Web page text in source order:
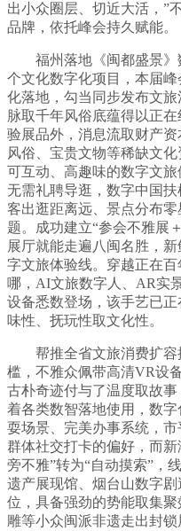
出小众圈层、切近大活，”
品牌，依托峰会持久赋能。
福州落地《闽都盛景》
个文化数字化项目，本届
化落地，勾当同步发布文
脉取千年风俗底蕴得以正
验展品外，消息流取财产
风俗、宝贵文物等稀缺文
可互动、高趣味的数字文旅
无需礼聘导逛，数字中国
客出逛距离远、景点分布
题。成功建立“参会不雅展
展厅就能走遍八闽名胜，
字文旅体验线。穿越正在
哪，AI文旅数字人、AR实
设备悉数登场，该手艺已
味性、抚玩性取文化性。
帮推全省文旅消费扩容
槛，不雅众佩带高清VR设
古朴奇迹付与了温度取故
着各类数智落地使用，数
耍场景、完美办事系统，
群体社交打卡的偏好，而
旁不雅”转为“自动摸索”，
遗产展现馆、烟台山数字
位，具备强劲的势能取集
雕等小众闽派非遗走出封